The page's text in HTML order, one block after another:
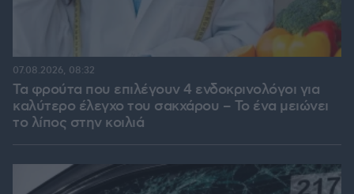
Τα φρούτα που επιλέγουν 4 ενδοκρινολόγοι για
καλύτερο έλεγχο του σακχάρου – Το ένα μειώνει
το λίπος στην κοιλιά
07.08.2026, 08:32